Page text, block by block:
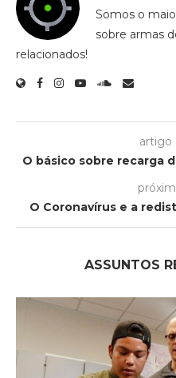
Somos o
sobre armas
relacionados!
artigo
O básico sobre recarga
O Coronavírus e a
ASSUNTOS